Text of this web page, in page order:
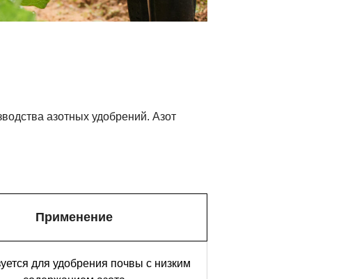
азотных удобрений. Азот
Применение
для удобрения почвы с низким